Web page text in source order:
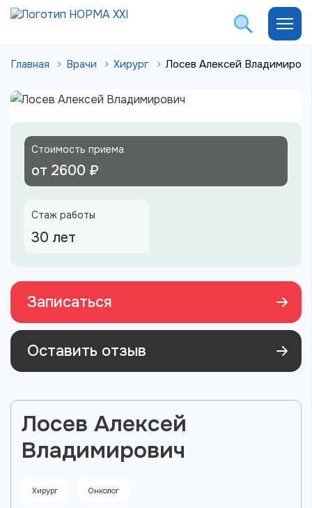
Главная Врачи Хирург Лосев Алексей
Стоимость приема
от 2600 ₽
Стаж работы
30 лет
Записаться
Оставить отзыв
Лосев Алексей
Владимирович
Хирург Онколог